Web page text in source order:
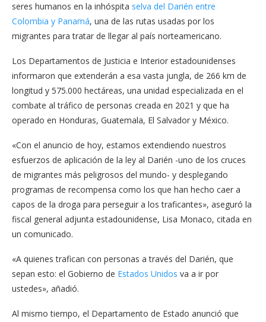
seres humanos en la inhóspita selva del Darién entre
Colombia y Panamá, una de las rutas usadas por los
migrantes para tratar de llegar al país norteamericano.
Los Departamentos de Justicia e Interior estadounidenses
informaron que extenderán a esa vasta jungla, de 266 km de
longitud y 575.000 hectáreas, una unidad especializada en el
combate al tráfico de personas creada en 2021 y que ha
operado en Honduras, Guatemala, El Salvador y México.
«Con el anuncio de hoy, estamos extendiendo nuestros
esfuerzos de aplicación de la ley al Darién -uno de los cruces
de migrantes más peligrosos del mundo- y desplegando
programas de recompensa como los que han hecho caer a
capos de la droga para perseguir a los traficantes», aseguró la
fiscal general adjunta estadounidense, Lisa Monaco, citada en
un comunicado.
«A quienes trafican con personas a través del Darién, que
sepan esto: el Gobierno de Estados Unidos va a ir por
ustedes», añadió.
Al mismo tiempo, el Departamento de Estado anunció que